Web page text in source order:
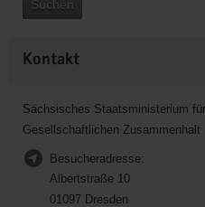
Suchen
Kontakt
Sächsisches Staatsministerium
Gesellschaftlichen Zusammenhalt
Besucheradresse:
Albertstraße 10
01097 Dresden